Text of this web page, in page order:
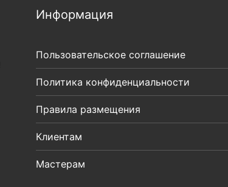
Информация
Пользовательское соглашение
Политика конфиденциальности
Правила размещения
Клиентам
Мастерам